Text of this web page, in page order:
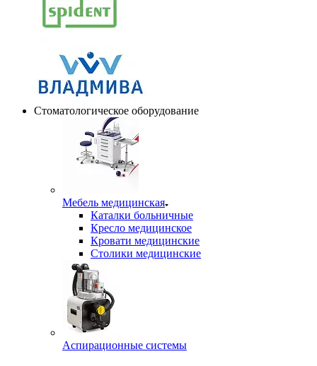
Стоматологическое оборудование
Мебель медицинская
Каталки больничные
Кресло медицинское
Кровати медицинские
Столики медицинские
Аспирационные системы